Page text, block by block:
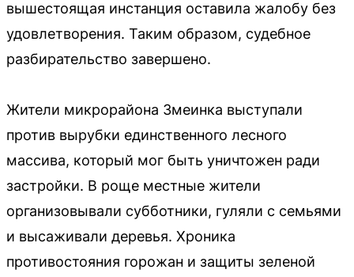
вышестоящая инстанция оставила жалобу без
удовлетворения. Таким образом, судебное
разбирательство завершено.
Жители микрорайона Змеинка выступали
против вырубки единственного лесного
массива, который мог быть уничтожен ради
застройки. В роще местные жители
организовывали субботники, гуляли с семьями
и высаживали деревья. Хроника
противостояния горожан и защиты зеленой